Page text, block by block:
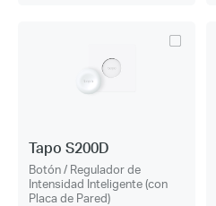
Tapo S200D
Botón / Regulador de
Intensidad Inteligente (con
Placa de Pared)